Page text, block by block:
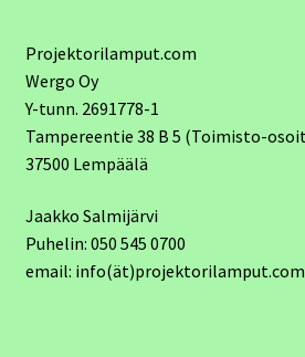
Projektorilamput.com
Wergo Oy
Y-tunn. 2691778-1
Tampereentie 38 B 5 (Toimisto-
37500 Lempäälä
Jaakko Salmijärvi
Puhelin: 050 545 0700
email: info(ät)projektorilamput.com